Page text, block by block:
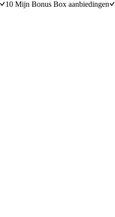
10 Mijn Bonus Box aanbiedingen